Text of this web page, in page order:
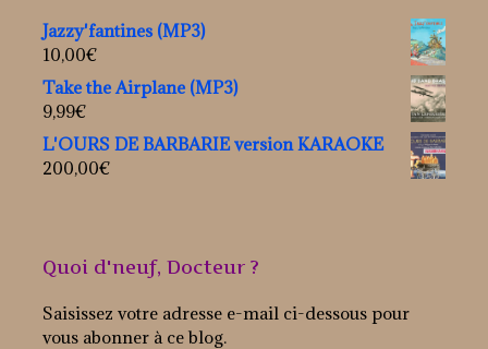
Jazzy'fantines (MP3)
10,00€
Take the Airplane (MP3)
9,99€
L'OURS DE BARBARIE version KARAOKE
200,00€
Quoi d'neuf, Docteur ?
Saisissez votre adresse e-mail ci-dessous pour
vous abonner à ce blog.